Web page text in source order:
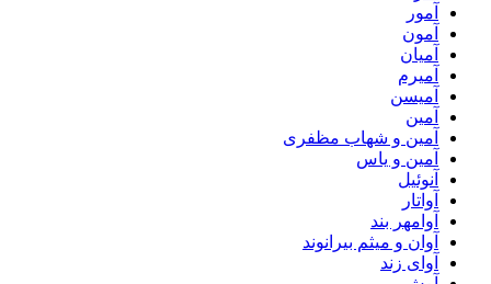
آمور
آمون
آمیان
آمیرم
آمیسن
آمین
آمین و شهاب مظفری
آمین و یاس
آنوئیل
آواتار
آوامهر بند
آوان و میثم بیرانوند
آوای زند